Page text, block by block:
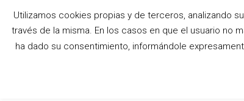
Utilizamos cookies propias y de terceros, analizando
través de la misma. En los casos en que el usuario no
ha dado su consentimiento, informándole